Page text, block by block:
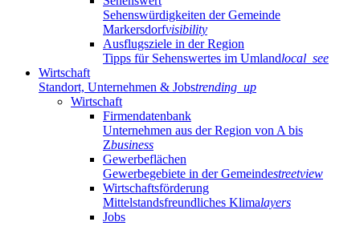
Sehenswürdigkeiten der Gemeinde
Markersdorfvisibility
Ausflugsziele in der Region
Tipps für Sehenswertes im Umlandlocal_see
Wirtschaft
Standort, Unternehmen & Jobstrending_up
Wirtschaft
Firmendatenbank
Unternehmen aus der Region von A bis
Zbusiness
Gewerbeflächen
Gewerbegebiete in der Gemeindestreetview
Wirtschaftsförderung
Mittelstandsfreundliches Klimalayers
Jobs